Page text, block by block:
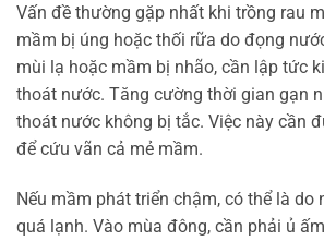
Vấn đề thường gặp nhất khi trồng rau
mầm bị úng hoặc thối rữa do đọng
mùi lạ hoặc mầm bị nhão, cần lập tức
thoát nước. Tăng cường thời gian gạn
thoát nước không bị tắc. Việc này cần
để cứu vãn cả mẻ mầm.
Nếu mầm phát triển chậm, có thể là do
quá lạnh. Vào mùa đông, cần phải ủ